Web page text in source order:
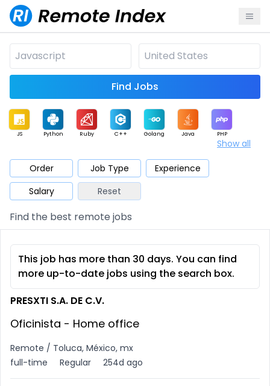
Find Jobs
JS Python Ruby C++ Golang Java PHP
Mobile Cloud
Database QA Security
Architect Product Marketing Support
Show all
Order Job Type
Experience
Salary
Reset
Find the best remote jobs
This job has more than 30 days. You can find
more up-to-date jobs using the search box.
PRESXTI S.A. DE C.V.
Oficinista - Home office
Remote / Toluca, México, mx
full-time
Regular 254d ago